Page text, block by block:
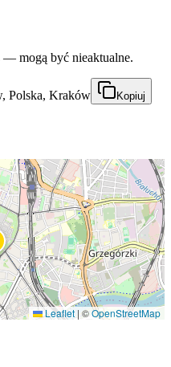
mogą być nieaktualne.
Polska, Kraków Kopiuj
Leaflet |©OpenStreetMap